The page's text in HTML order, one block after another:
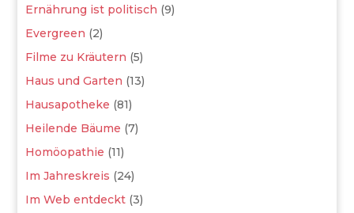
Ernährung ist politisch (9)
Evergreen (2)
Filme zu Kräutern (5)
Haus und Garten (13)
Hausapotheke (81)
Heilende Bäume (7)
Homöopathie (11)
Im Jahreskreis (24)
Im Web entdeckt (3)